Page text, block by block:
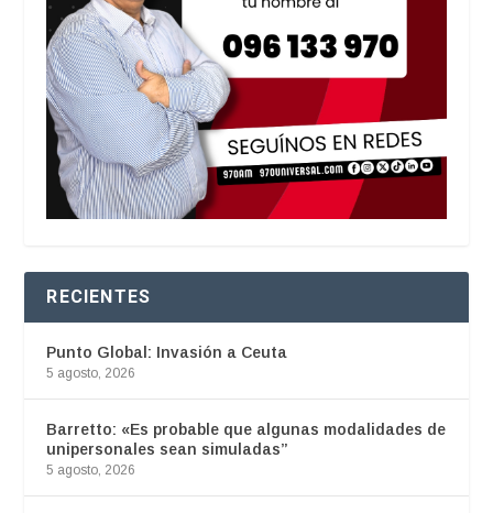
RECIENTES
Punto Global: Invasión a Ceuta
5 agosto, 2026
Barretto: «Es probable que algunas modalidades de
unipersonales sean simuladas”
5 agosto, 2026